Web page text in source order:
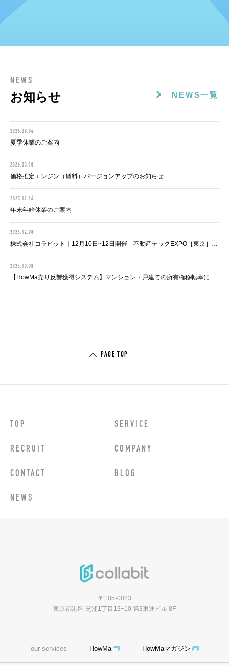
NEWS
お知らせ NEWS一覧
2026.08.04
夏季休業のご案内
2026.03.18
価格推定エンジン（賃料）バージョンアップのお知らせ
2025.12.16
年末年始休業のご案内
2025.12.08
株式会社コラビット｜12月10日~12日開催「不動産テックEXPO［東京］」に出展
2025.10.08
【HowMa売り反響獲得システム】マンション・戸建ての所有権移転率に関する最新調査結果を公表
PAGE TOP
TOP SERVICE
RECRUIT COMPANY
CONTACT BLOG
NEWS
〒105-0023
東京都港区 芝浦1丁目13−10 第3東運ビル 8F
our services HowMa HowMaマガジン